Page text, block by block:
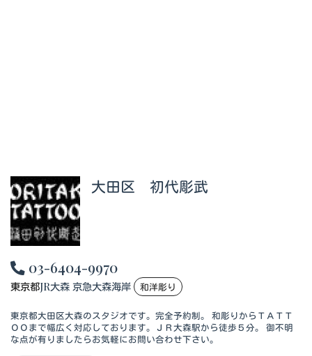
大田区 初代彫武
03-6404-9970
東京都JR大森 京急大森海岸 和洋彫り
東京都大田区大森のスタジオです。完全予約制。 和彫りからＴＡＴＴ
ＯＯまで幅広く対応しております。ＪＲ大森駅から徒歩５分。 御不明
な点が有りましたらお気軽にお問い合わせ下さい。